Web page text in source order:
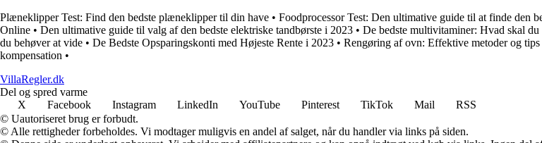
Plæneklipper Test: Find den bedste plæneklipper til din have • Foodprocessor Test: Den ultimative guide til at finde den
Online • Den ultimative guide til valg af den bedste elektriske tandbørste i 2023 • De bedste multivitaminer: Hvad skal du
du behøver at vide • De Bedste Opsparingskonti med Højeste Rente i 2023 • Rengøring af ovn: Effektive metoder og
kompensation •
VillaRegler.dk
Del og spred varme
X
Facebook Instagram LinkedIn YouTube Pinterest TikTok Mail
RSS
© Uautoriseret brug er forbudt.
© Alle rettigheder forbeholdes. Vi modtager muligvis en andel af salget, når du handler via links på siden.